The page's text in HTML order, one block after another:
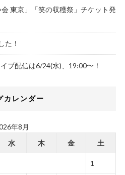
会 東京」「笑の収穫祭」チケット発
た！
ブ配信は6/24(水)、19:00〜！
カレンダー
年8月
水 木 金 土
1